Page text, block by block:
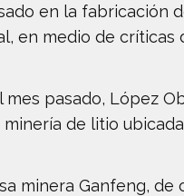
en la fabricación
en medio de críticas
mes pasado, López
de litio
minera Ganfeng,